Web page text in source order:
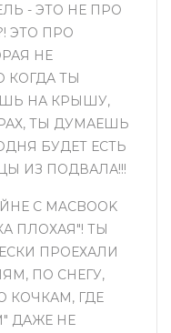
- ЭТО НЕ ПРО
ЭТО ПРО
НЕ
КОГДА ТЫ
НА КРЫШУ,
ТЫ ДУМАЕШЬ
БУДЕТ ЕСТЬ
ИЗ ПОДВАЛА!!!
С MACBOOK
ПЛОХАЯ"! ТЫ
ПРОЕХАЛИ
ПО СНЕГУ,
КОЧКАМ, ГДЕ
ДАЖЕ НЕ